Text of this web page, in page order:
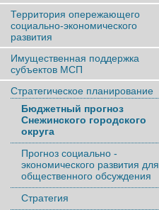
Территория опережающего
социально-экономического
развития
Имущественная поддержка
субъектов МСП
Стратегическое планирование
Бюджетный прогноз
Снежинского городского
округа
Прогноз социально -
экономического развития для
общественного обсуждения
Стратегия